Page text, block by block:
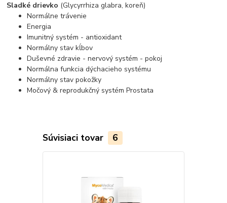
Sladké drievko (Glycyrrhiza glabra, koreň)
Normálne trávenie
Energia
Imunitný systém - antioxidant
Normálny stav kĺbov
Duševné zdravie - nervový systém - pokoj
Normálna funkcia dýchacieho systému
Normálny stav pokožky
Močový & reprodukčný systém Prostata
Súvisiaci tovar 6